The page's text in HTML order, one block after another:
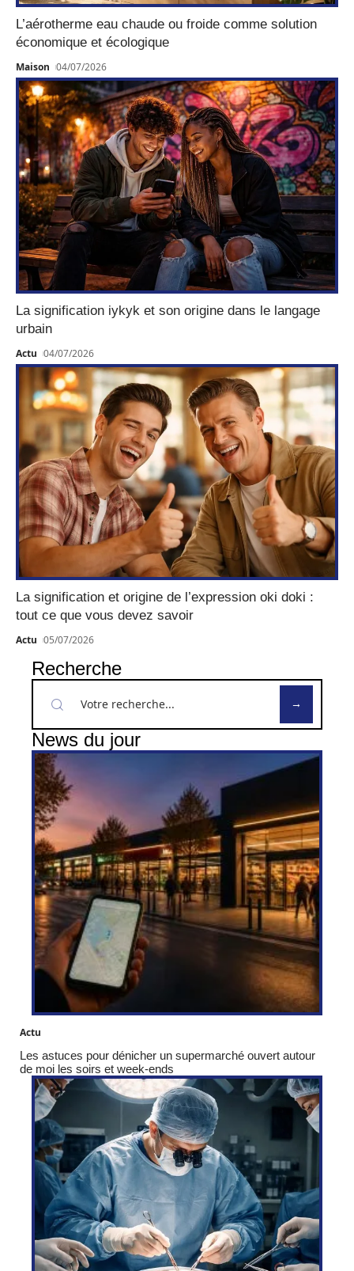
L’aérotherme eau chaude ou froide comme solution
économique et écologique
Maison 04/07/2026
La signification iykyk et son origine dans le langage
urbain
Actu 04/07/2026
La signification et origine de l’expression oki doki :
tout ce que vous devez savoir
Actu 05/07/2026
Recherche
News du jour
Actu
Les astuces pour dénicher un supermarché ouvert autour
de moi les soirs et week-ends